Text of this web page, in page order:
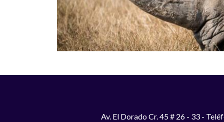
Av. El Dorado Cr. 45 # 26 - 33 -